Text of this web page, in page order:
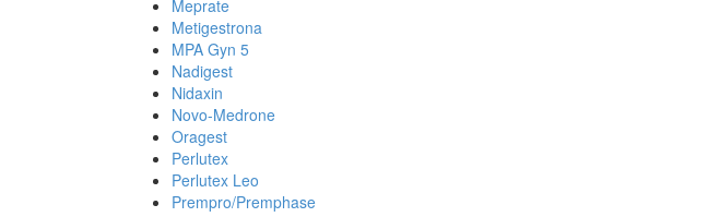
Meprate
Metigestrona
MPA Gyn 5
Nadigest
Nidaxin
Novo-Medrone
Oragest
Perlutex
Perlutex Leo
Prempro/Premphase